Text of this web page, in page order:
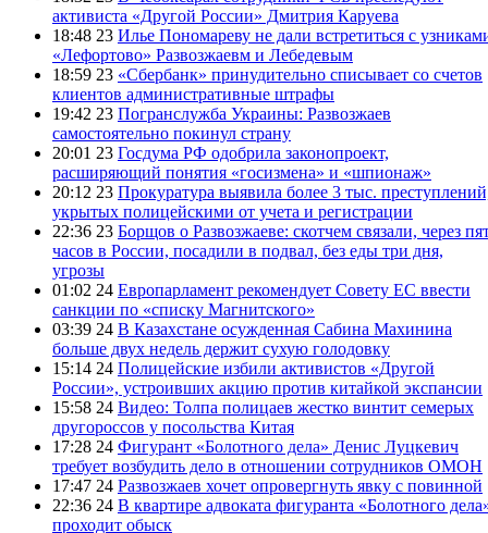
активиста «Другой России» Дмитрия Каруева
18:48 23 Илье Пономареву не дали встретиться с
«Лефортово» Развозжаевм и Лебедевым
18:59 23 «Сбербанк» принудительно списывает со счетов
клиентов административные штрафы
19:42 23 Погранслужба Украины: Развозжаев
самостоятельно покинул страну
20:01 23 Госдума РФ одобрила законопроект,
расширяющий понятия «госизмена» и «шпионаж»
20:12 23 Прокуратура выявила более 3 тыс.
укрытых полицейскими от учета и регистрации
22:36 23 Борщов о Развозжаеве: скотчем связали, через
часов в России, посадили в подвал, без еды три дня,
угрозы
01:02 24 Европарламент рекомендует Совету ЕС ввести
санкции по «списку Магнитского»
03:39 24 В Казахстане осужденная Сабина Махинина
больше двух недель держит сухую голодовку
15:14 24 Полицейские избили активистов «Другой
России», устроивших акцию против китайкой экспансии
15:58 24 Видео: Толпа полицаев жестко винтит семерых
другороссов у посольства Китая
17:28 24 Фигурант «Болотного дела» Денис Луцкевич
требует возбудить дело в отношении сотрудников ОМОН
17:47 24 Развозжаев хочет опровергнуть явку с повинной
22:36 24 В квартире адвоката фигуранта «Болотного
проходит обыск